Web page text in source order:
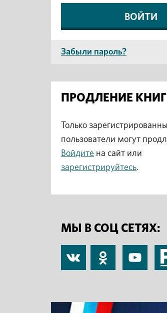
Забыли пароль?
ПРОДЛЕНИЕ
Только
пользователи могут
Войдите на сайт или
зарегистрируйтесь.
МЫ В СОЦ СЕТЯХ:
Одноклассники
YouTube